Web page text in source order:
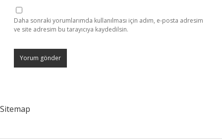
Daha sonraki yorumlarımda kullanılması için adım, e-posta adresim
ve site adresim bu tarayıcıya kaydedilsin.
Sitemap